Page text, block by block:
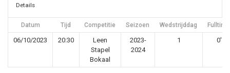
Details
Datum Tijd Competitie Seizoen Wedstrijddag Fulltime
06/10/2023 20:30
Leen
Stapel
Bokaal
2023-
2024
1 0'